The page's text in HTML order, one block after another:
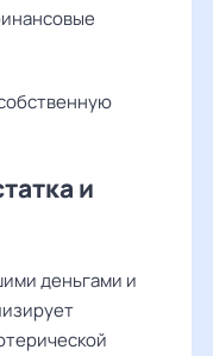
и
деньгами и